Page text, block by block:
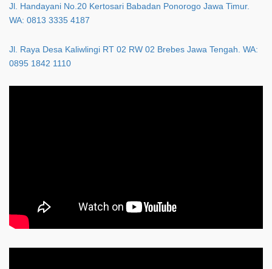
Jl. Handayani No.20 Kertosari Babadan Ponorogo Jawa Timur.
WA: 0813 3335 4187
Jl. Raya Desa Kaliwlingi RT 02 RW 02 Brebes Jawa Tengah. WA:
0895 1842 1110